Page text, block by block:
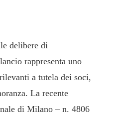
delibere di
rappresenta uno
a tutela dei soci,
La recente
di Milano – n. 4806